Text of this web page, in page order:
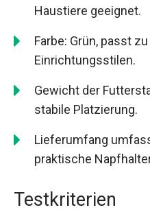
Haustiere geeignet.
Farbe: Grün, passt
Einrichtungsstilen.
Gewicht der
stabile Platzierung.
Lieferumfang
praktische
Testkriterien